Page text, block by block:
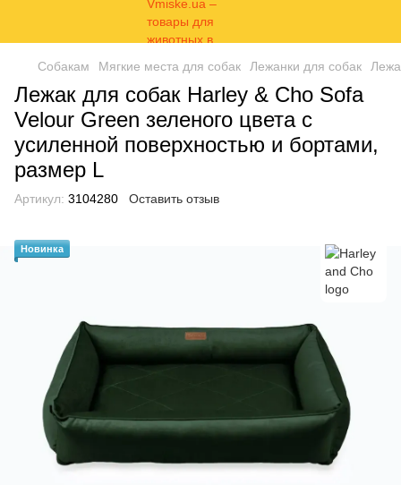
Собакам Мягкие места для собак Лежанки для собак
Лежак для собак Harley & Cho Sofa
Velour Green зеленого цвета с
усиленной поверхностью и бортами,
размер L
Артикул: 3104280 Оставить отзыв
Новинка